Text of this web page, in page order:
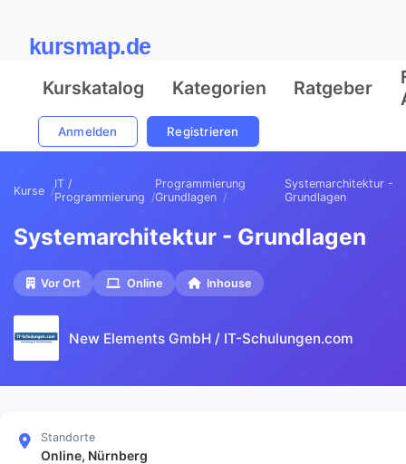
kursmap.de
Kurskatalog Kategorien Ratgeber
Anmelden Registrieren
Kurse
IT /
Programmierung
Programmierung
Grundlagen
Systemarchitektur -
Grundlagen
Systemarchitektur - Grundlagen
Vor Ort Online Inhouse
New Elements GmbH / IT-Schulungen.com
Standorte
Online, Nürnberg